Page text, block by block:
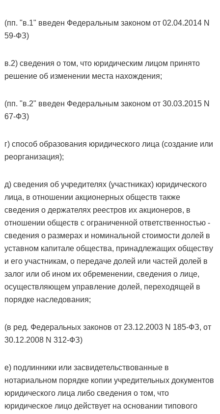
(пп. "в.1" введен Федеральным законом от 02.04.2014 N
59-ФЗ)
в.2) сведения о том, что юридическим лицом принято
решение об изменении места нахождения;
(пп. "в.2" введен Федеральным законом от 30.03.2015 N
67-ФЗ)
г) способ образования юридического лица (создание или
реорганизация);
д) сведения об учредителях (участниках) юридического
лица, в отношении акционерных обществ также
сведения о держателях реестров их акционеров, в
отношении обществ с ограниченной ответственностью -
сведения о размерах и номинальной стоимости долей в
уставном капитале общества, принадлежащих обществу
и его участникам, о передаче долей или частей долей в
залог или об ином их обременении, сведения о лице,
осуществляющем управление долей, переходящей в
порядке наследования;
(в ред. Федеральных законов от 23.12.2003 N 185-ФЗ, от
30.12.2008 N 312-ФЗ)
е) подлинники или засвидетельствованные в
нотариальном порядке копии учредительных документов
юридического лица либо сведения о том, что
юридическое лицо действует на основании типового